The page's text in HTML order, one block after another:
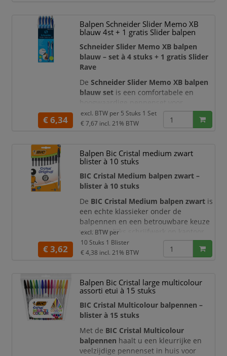
geschikt voor notities, formulieren,
studie, kantoorwerk, creatieve
toepassingen en
Balpen Schneider Slider Memo XB
blauw 4st + 1 gratis Slider balpen
Schneider Slider Memo XB balpen
blauw – set à 4 stuks + 1 gratis Slider
Rave
DeSchneider Slider Memo XB balpen
blauw set is een comfortabele en
dagelijks schrijfwerk op kantoor, op
school en thuis. Deze set bestaat uit4
1 gratis Schneider Slider Rave balpen
Dankzij de innovatieve
technologyschrijft u bijzonder soepel,
licht en v
€ 6,34
excl. BTW per 5 Stuks 1 Set
€ 7,67 incl. 21% BTW
Balpen Bic Cristal medium zwart
blister à 10 stuks
BIC Cristal Medium balpen zwart –
blister à 10 stuks
De BIC Cristal Medium balpen zwart is
een echte klassieker onder de
balpennen en een betrouwbare keuze
voor dagelijks schrijfwerk op kantoor,
op school en thuis. Deze
blisterverpakking bevat
10 zwarte BIC
schrijft soepel, duidelijk en gelijkmatig,
waardoor u comfortabel notities maakt,
formulieren invult, documenten
onderteken
€ 3,62
excl. BTW per
10 Stuks 1 Blister
€ 4,38 incl. 21% BTW
Balpen Bic Cristal large multicolour
assorti etui à 15 stuks
BIC Cristal Multicolour balpennen –
blister à 15 stuks
Met de BIC Cristal Multicolour
balpennen haalt u een kleurrijke en
veelzijdige pennenset in huis voor